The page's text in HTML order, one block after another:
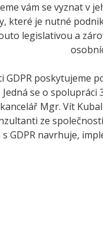
vám se vyznat v
které je nutné
legislativou a
GDPR poskytujeme
Jedná se o
Mgr. Vít
ze
GDPR navrhuje,